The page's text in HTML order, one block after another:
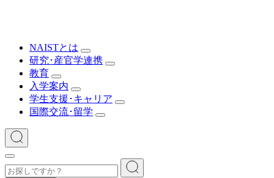
NAISTとは
研究･産官学連携
教育
入学案内
学生支援･キャリア
国際交流･留学